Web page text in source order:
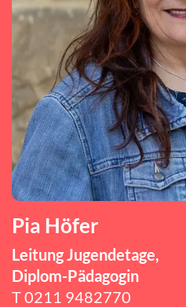
Pia Höfer
Leitung Jugendetage,
Diplom-Pädagogin
T0211 9482770